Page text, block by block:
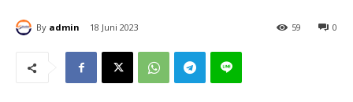
By admin 18 Juni 2023 0
59